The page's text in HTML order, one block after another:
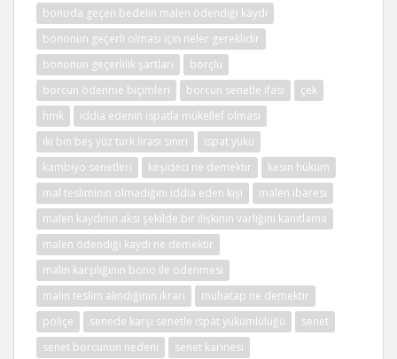
bonoda geçen bedelin malen ödendiği kaydı
bononun geçerli olması için neler gereklidir
bononun geçerlilik şartları
borçlu
borcun ödenme biçimleri
borcun senetle ifası
çek
hmk
iddia edenin ispatla mükellef olması
iki bin beş yüz türk lirası sınırı
ispat yükü
kambiyo senetleri
keşideci ne demektir
kesin hüküm
mal tesliminin olmadığını iddia eden kişi
malen ibaresi
malen kaydının aksi şekilde bir ilişkinin varlığını kanıtlama
malen ödendiği kaydı ne demektir
malın karşılığının bono ile ödenmesi
malın teslim alındığının ikrarı
muhatap ne demektir
poliçe
senede karşı senetle ispat yükümlülüğü
senet
senet borcunun nedeni
senet karinesi